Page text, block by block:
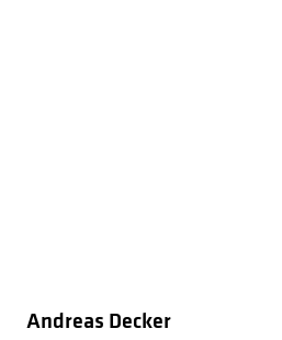
Andreas Decker